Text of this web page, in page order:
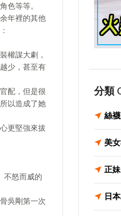
色等等。
年裡的其他
權謀大劇，
少，甚至有
配，但是很
以造成了她
更堅強來拔
不怒而威的
吳剛第一次
分類
絲
美
正
日